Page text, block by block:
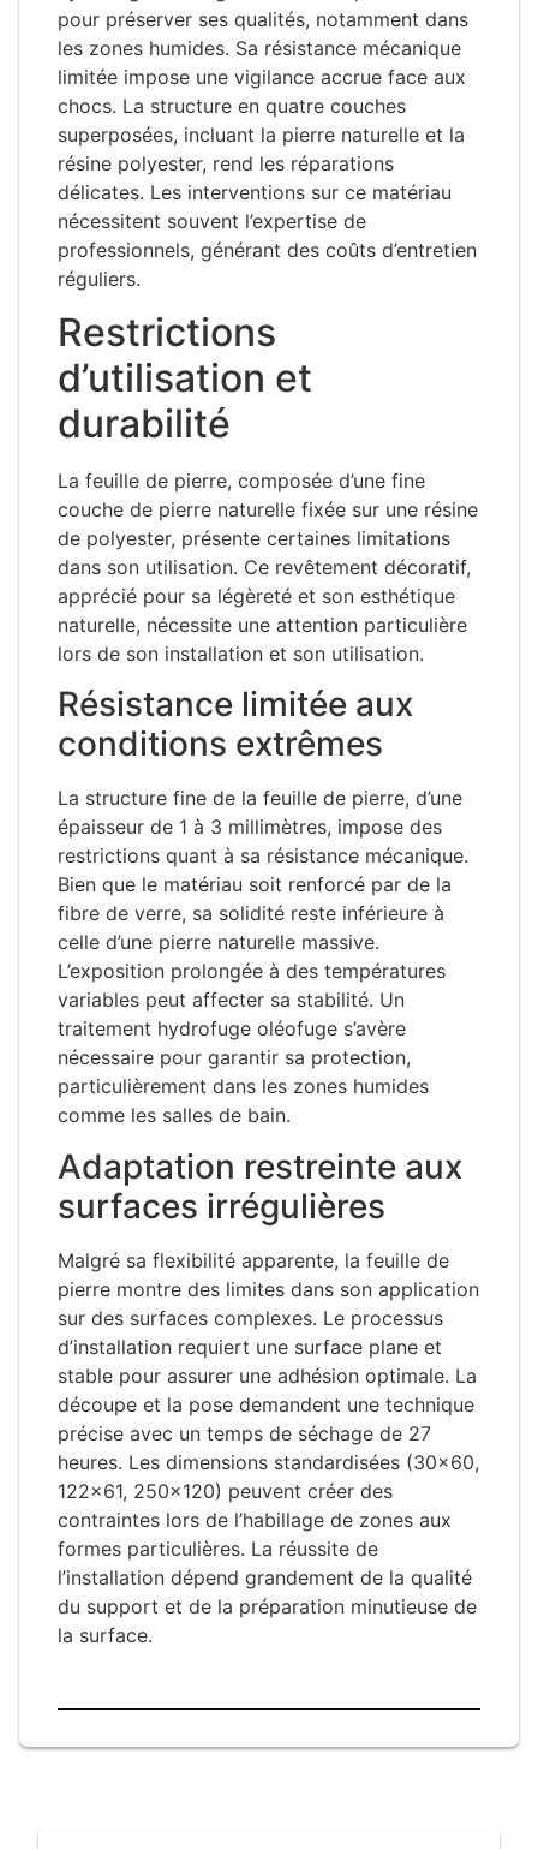
pour préserver ses qualités, notamment dans
les zones humides. Sa résistance mécanique
limitée impose une vigilance accrue face aux
chocs. La structure en quatre couches
superposées, incluant la pierre naturelle et la
résine polyester, rend les réparations
délicates. Les interventions sur ce matériau
nécessitent souvent l’expertise de
professionnels, générant des coûts d’entretien
réguliers.
Restrictions
d’utilisation et
durabilité
La feuille de pierre, composée d’une fine
couche de pierre naturelle fixée sur une résine
de polyester, présente certaines limitations
dans son utilisation. Ce revêtement décoratif,
apprécié pour sa légèreté et son esthétique
naturelle, nécessite une attention particulière
lors de son installation et son utilisation.
Résistance limitée aux
conditions extrêmes
La structure fine de la feuille de pierre, d’une
épaisseur de 1 à 3 millimètres, impose des
restrictions quant à sa résistance mécanique.
Bien que le matériau soit renforcé par de la
fibre de verre, sa solidité reste inférieure à
celle d’une pierre naturelle massive.
L’exposition prolongée à des températures
variables peut affecter sa stabilité. Un
traitement hydrofuge oléofuge s’avère
nécessaire pour garantir sa protection,
particulièrement dans les zones humides
comme les salles de bain.
Adaptation restreinte aux
surfaces irrégulières
Malgré sa flexibilité apparente, la feuille de
pierre montre des limites dans son application
sur des surfaces complexes. Le processus
d’installation requiert une surface plane et
stable pour assurer une adhésion optimale. La
découpe et la pose demandent une technique
précise avec un temps de séchage de 27
heures. Les dimensions standardisées (30×60,
122×61, 250×120) peuvent créer des
contraintes lors de l’habillage de zones aux
formes particulières. La réussite de
l’installation dépend grandement de la qualité
du support et de la préparation minutieuse de
la surface.